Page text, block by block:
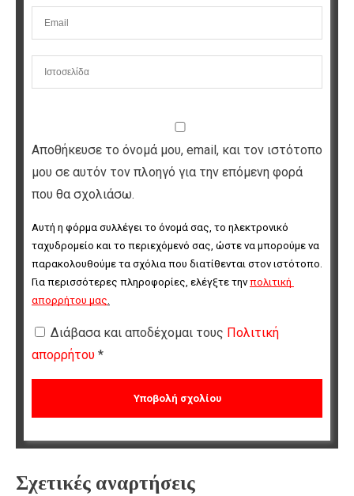
Αποθήκευσε το όνομά μου, email, και τον ιστότοπο
μου σε αυτόν τον πλοηγό για την επόμενη φορά
που θα σχολιάσω.
Αυτή η φόρμα συλλέγει το όνομά σας, το ηλεκτρονικό
ταχυδρομείο και το περιεχόμενό σας, ώστε να μπορούμε να
παρακολουθούμε τα σχόλια που διατίθενται στον ιστότοπο.
Για περισσότερες πληροφορίες, ελέγξτε την πολιτική
απορρήτου μας
Διάβασα και αποδέχομαι τους Πολιτική
απορρήτου *
Σχετικές αναρτήσεις